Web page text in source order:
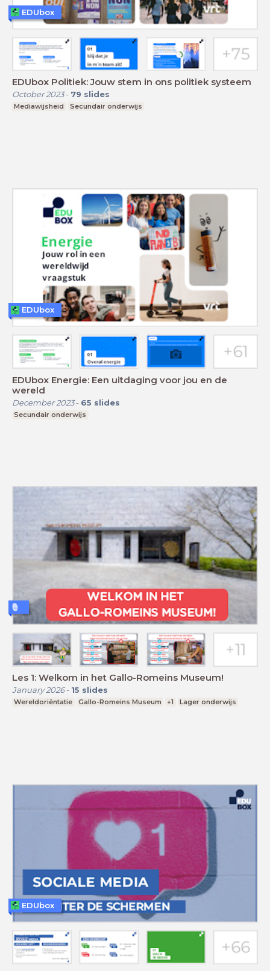
EDUbox Politiek: Jouw stem in ons politiek systeem
October 2023- 79 slides
Mediawijsheid Secundair onderwijs
EDUbox
EDUbox Energie: Een uitdaging voor jou en de
wereld
December 2023- 65 slides
Secundair onderwijs
EDUbox
Les 1: Welkom in het Gallo-Romeins Museum!
January 2026- 15 slides
Wereldoriëntatie Gallo-Romeins Museum +1 Lager onderwijs
EDUbox